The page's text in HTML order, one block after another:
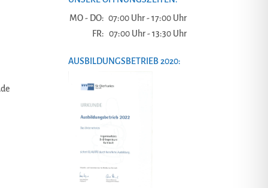
MO - DO: 07:00 Uhr - 17:00 Uhr
FR: 07:00 Uhr - 13:30 Uhr
AUSBILDUNGSBETRIEB 2020: